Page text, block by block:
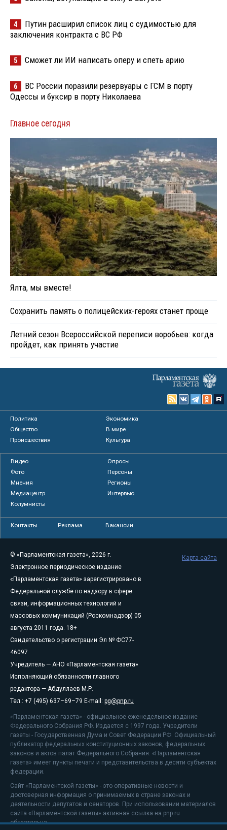
4
Путин расширил список лиц с судимостью для
заключения контракта с ВС РФ
5 Сможет ли ИИ написать оперу и спеть арию
6
ВС России поразили резервуары с ГСМ в порту
Одессы и буксир в порту Николаева
Главное сегодня
Ялта, мы вместе!
Сохранить память о полицейских-героях станет проще
Летний сезон Всероссийской переписи воробьев: когда
пройдет, как принять участие
Политика
Экономика
Общество
В мире
Происшествия
Культура
Видео
Опросы
Фото
Персоны
Мнения
Регионы
Медиацентр
Интервью
Колумнисты
Контакты Реклама Вакансии
© «Парламентская газета», 2026 г.
Электронное периодическое издание
«Парламентская газета» зарегистрировано в
Федеральной службе по надзору в сфере
связи, информационных технологий и
массовых коммуникаций (Роскомнадзор) 05
августа 2011 года. 18+
Свидетельство о регистрации Эл № ФС77-
46097
Учредитель — АНО «Парламентская газета»
Исполняющий обязанности главного
редактора — Абдуллаев М.Р.
Тел.: +7 (495) 637–69–79 E-mail: pg@pnp.ru
«Парламентская газета» - официальное еженедельное издание
Федерального Собрания РФ. Издается с 1997 года. Учредители
газеты - Государственная Дума и Совет Федерации РФ. Официальный
публикатор федеральных конституционных законов, федеральных
законов и актов палат Федерального Собрания. «Парламентская
газета» имеет пункты печати и представительства в десяти субъектах
федерации.
Сайт «Парламентской газеты» - это оперативные новости и
достоверная информация о принимаемых в стране законах и
деятельности депутатов и сенаторов. При использовании материалов
сайта «Парламентской газеты» активная ссылка на pnp.ru
обязательна.
Карта сайта